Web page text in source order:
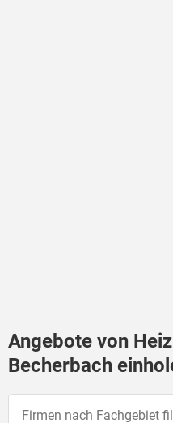
Angebote von
Becherbach